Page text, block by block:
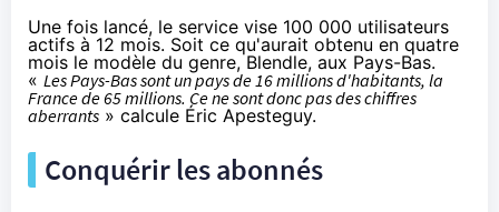
Une fois lancé, le service vise 100 000 utilisateurs
actifs à 12 mois. Soit ce qu'aurait obtenu en quatre
mois le modèle du genre, Blendle, aux Pays-Bas.
« Les Pays-Bas sont un pays de 16 millions d'habitants, la
France de 65 millions. Ce ne sont donc pas des chiffres
aberrants » calcule Éric Apesteguy.
Conquérir les abonnés